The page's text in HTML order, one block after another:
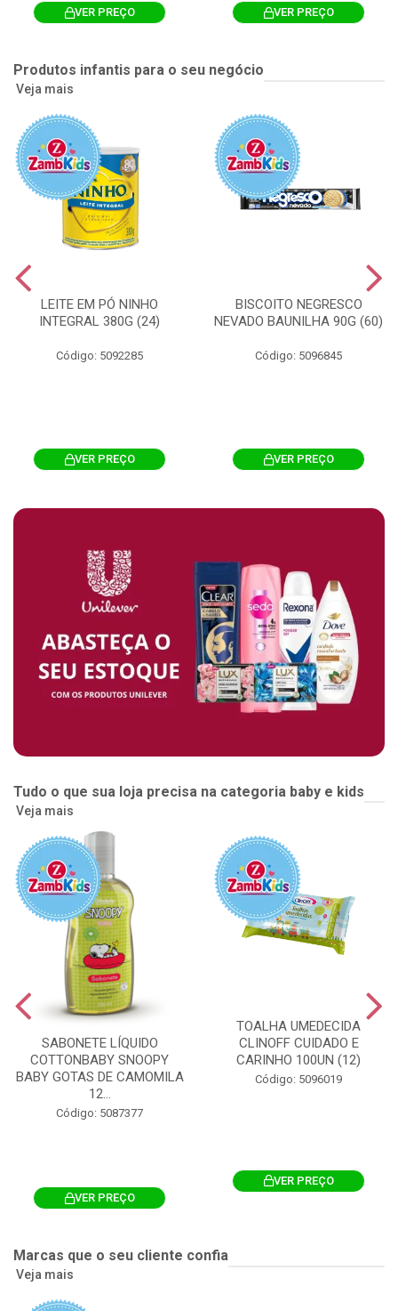
VER PREÇO VER PREÇO
Produtos infantis para o seu negócio
Veja mais
LEITE EM PÓ NINHO
INTEGRAL 380G (24)
Código: 5092285
VER PREÇO
BISCOITO NEGRESCO
NEVADO BAUNILHA 90G (60)
Código: 5096845
VER PREÇO
Tudo o que sua loja precisa na categoria baby e kids
Veja mais
SABONETE LÍQUIDO
COTTONBABY SNOOPY
BABY GOTAS DE CAMOMILA
12...
Código: 5087377
VER PREÇO
TOALHA UMEDECIDA
CLINOFF CUIDADO E
CARINHO 100UN (12)
Código: 5096019
VER PREÇO
Marcas que o seu cliente confia
Veja mais